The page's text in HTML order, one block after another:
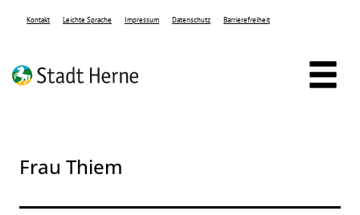
Zum Hauptinhalt springen
Kontakt Leichte Sprache Impressum Datenschutz Barrierefreiheit
Frau Thiem